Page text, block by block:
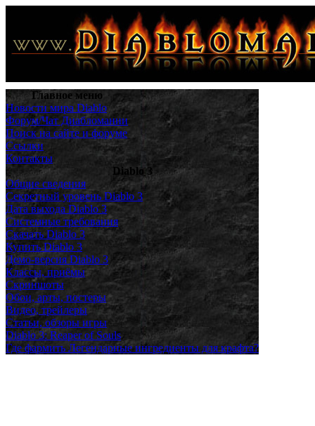
Главное меню
Новости мира Diablo
Форум/Чат Диабломании
Поиск на сайте и форуме
Ссылки
Контакты
Diablo 3
Общие сведения
Секретный уровень Diablo 3
Дата выхода Diablo 3
Системные требования
Скачать Diablo 3
Купить Diablo 3
Демо-версия Diablo 3
Классы, приёмы
Скриншоты
Обои, арты, постеры
Видео, трейлеры
Статьи, обзоры игры
Diablo 3: Reaper of Souls
Где фармить Легендарные ингредиенты для крафта?